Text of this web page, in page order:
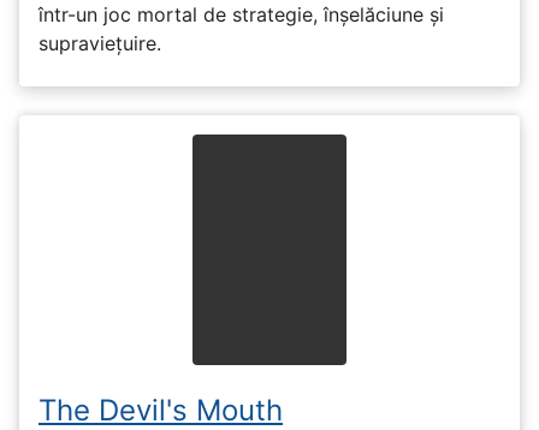
într-un joc mortal de strategie, înșelăciune și
supraviețuire.
The Devil's Mouth